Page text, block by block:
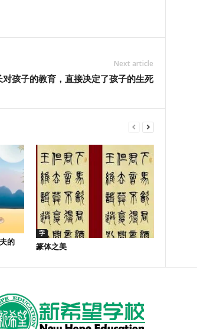
Next article
对孩子的教育，直接决定了孩子的生死
的
字
篆体之美